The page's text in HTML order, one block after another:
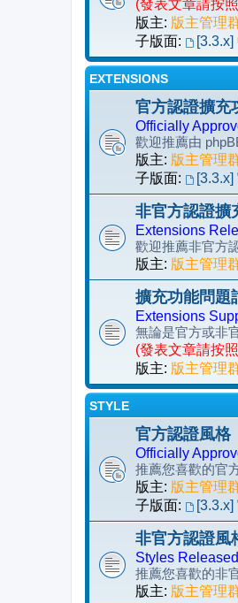
(發表文章請按
版主: 版主管理
子版面:
[3.3.x]
EXTENSIONS
官方認證擴充
Officially
歡迎推薦由
版主: 版主管理
子版面:
非官方認證擴
Extensions
歡迎推薦非官方
版主: 版主管理
擴充功能問題
Extensions
無論是官方或非
(發表文章請按
版主: 版主管理
STYLE
官方認證風格
Officially
推薦您喜歡的官
版主: 版主管理
子版面:
非官方認證風
Styles
推薦您喜歡的非
版主: 版主管理